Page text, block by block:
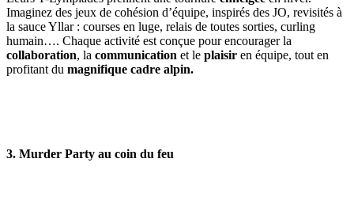
Imaginez des jeux de cohésion d’équipe, inspirés des JO, revisités à
la sauce Yllar : courses en luge, relais de toutes sorties, curling
humain…. Chaque activité est conçue pour encourager la
collaboration, la communication et le plaisir en équipe, tout en
profitant du magnifique cadre alpin.
3. Murder Party au coin du feu